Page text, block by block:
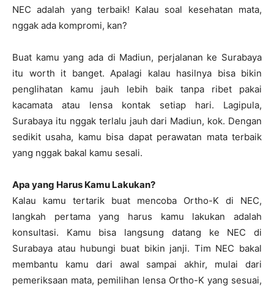
NEC adalah yang terbaik! Kalau soal kesehatan mata,
nggak ada kompromi, kan?
Buat kamu yang ada di Madiun, perjalanan ke Surabaya
itu worth it banget. Apalagi kalau hasilnya bisa bikin
penglihatan kamu jauh lebih baik tanpa ribet pakai
kacamata atau lensa kontak setiap hari. Lagipula,
Surabaya itu nggak terlalu jauh dari Madiun, kok. Dengan
sedikit usaha, kamu bisa dapat perawatan mata terbaik
yang nggak bakal kamu sesali.
Apa yang Harus Kamu Lakukan?
Kalau kamu tertarik buat mencoba Ortho-K di NEC,
langkah pertama yang harus kamu lakukan adalah
konsultasi. Kamu bisa langsung datang ke NEC di
Surabaya atau hubungi buat bikin janji. Tim NEC bakal
membantu kamu dari awal sampai akhir, mulai dari
pemeriksaan mata, pemilihan lensa Ortho-K yang sesuai,